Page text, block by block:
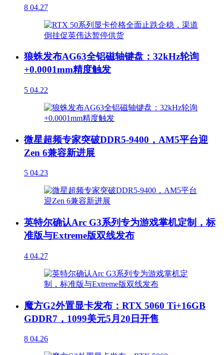
8 04.27
狼蛛发布AG63全铝磁轴键盘：32kHz轮询
+0.0001mm精度触发
5 04.22
微星超频专家突破DDR5-9400，AM5平台迎
Zen 6兼容新进展
5 04.23
英特尔确认Arc G3系列专为游戏掌机定制，标
准版与Extreme版双线发布
4 04.27
魔方G2外置显卡发布：RTX 5060 Ti+16GB
GDDR7，1099美元5月20日开售
8 04.26